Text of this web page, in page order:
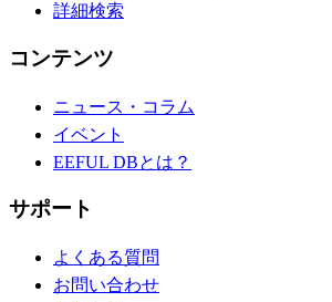
詳細検索
コンテンツ
ニュース・コラム
イベント
EEFUL DBとは？
サポート
よくある質問
お問い合わせ